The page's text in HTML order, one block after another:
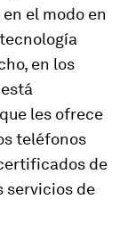
el modo en
en los
les ofrece
teléfonos
de
servicios de